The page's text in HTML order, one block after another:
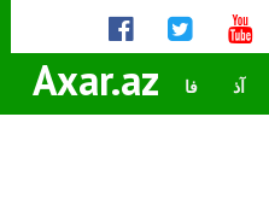
Axar.az آذ فا